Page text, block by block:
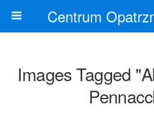
Centrum
Images Tagged